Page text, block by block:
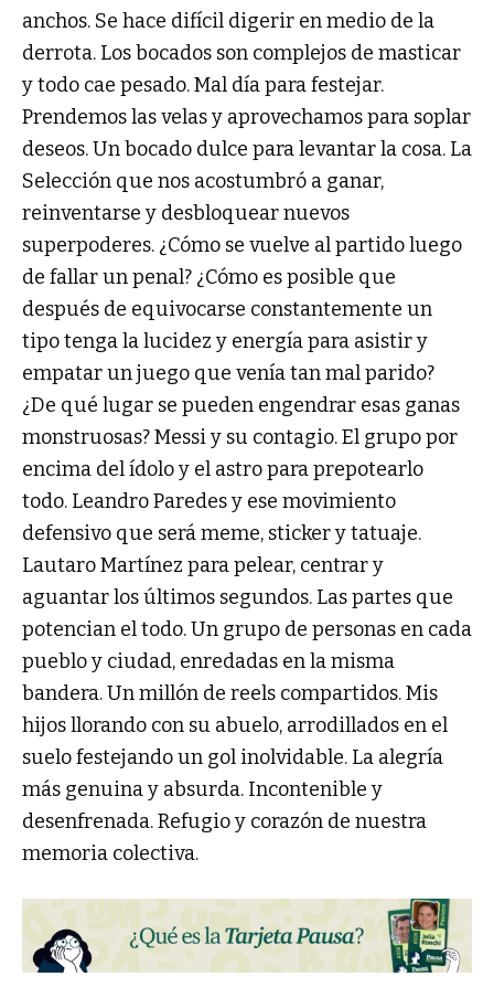
anchos. Se hace difícil digerir en medio de la
derrota. Los bocados son complejos de masticar
y todo cae pesado. Mal día para festejar.
Prendemos las velas y aprovechamos para soplar
deseos. Un bocado dulce para levantar la cosa. La
Selección que nos acostumbró a ganar,
reinventarse y desbloquear nuevos
superpoderes. ¿Cómo se vuelve al partido luego
de fallar un penal? ¿Cómo es posible que
después de equivocarse constantemente un
tipo tenga la lucidez y energía para asistir y
empatar un juego que venía tan mal parido?
¿De qué lugar se pueden engendrar esas ganas
monstruosas? Messi y su contagio. El grupo por
encima del ídolo y el astro para prepotearlo
todo. Leandro Paredes y ese movimiento
defensivo que será meme, sticker y tatuaje.
Lautaro Martínez para pelear, centrar y
aguantar los últimos segundos. Las partes que
potencian el todo. Un grupo de personas en cada
pueblo y ciudad, enredadas en la misma
bandera. Un millón de reels compartidos. Mis
hijos llorando con su abuelo, arrodillados en el
suelo festejando un gol inolvidable. La alegría
más genuina y absurda. Incontenible y
desenfrenada. Refugio y corazón de nuestra
memoria colectiva.